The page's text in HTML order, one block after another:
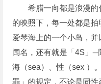
希腊一向都是浪漫
的映照下，每一处都是
爱琴海上的一个小岛，并
闻名，还有就是「4S」─
海（sea）、性（sex ）
罪」的规定，不论是同